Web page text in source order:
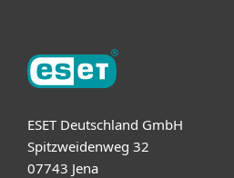
ESET Deutschland GmbH
Spitzweidenweg 32
07743 Jena